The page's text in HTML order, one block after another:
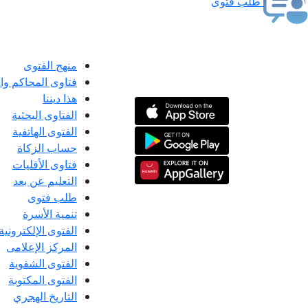
منهج الفتوى
فتاوى المحاكم
هذا ديننا
الفتاوى البحثية
الفتوى الهاتفية
حساب الزكاة
فتاوى الأقليات
التعليم عن بعد
طلب فتوى
تنمية الأسرة
الفتوى الإلكترونية
المركز الإعلامى
الفتوى الشفوية
الفتوى المكتوبة
التاريخ الهجري